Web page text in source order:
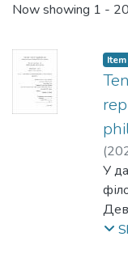
Now showing 1 -
Item
(
У